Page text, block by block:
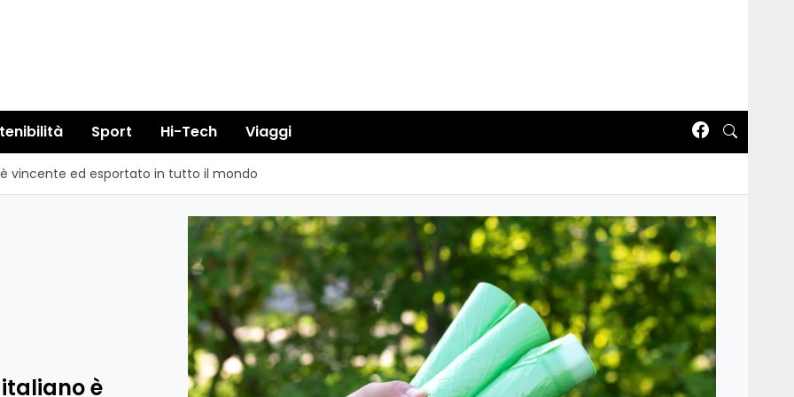
Sport Hi-Tech Viaggi
vincente ed esportato in tutto il mondo
è